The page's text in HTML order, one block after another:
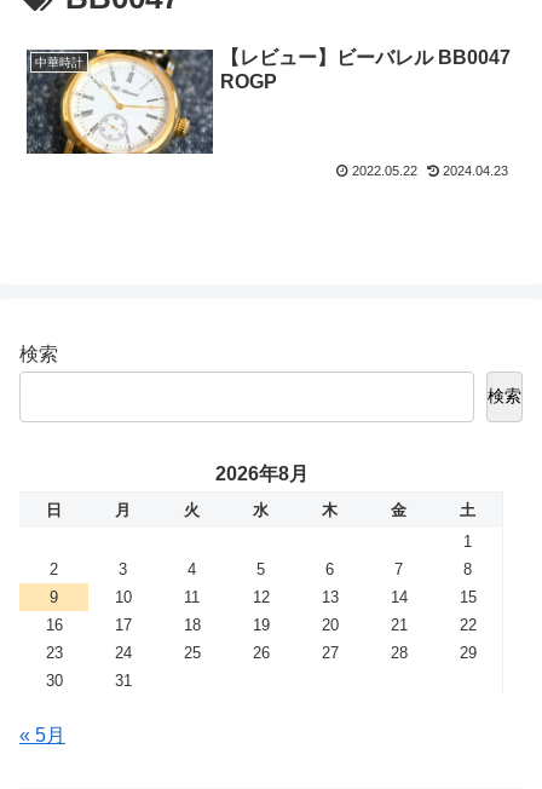
中華時計
【レビュー】ビーバレル BB0047
ROGP
2022.05.22 2024.04.23
検索
検索
2026年8月
日 月 火 水 木 金
土
1
2
3 4 5 6 7
8
9
10 11 12 13 14
15
16
17 18 19 20 21
22
23
24 25 26 27 28
29
30
31
« 5月